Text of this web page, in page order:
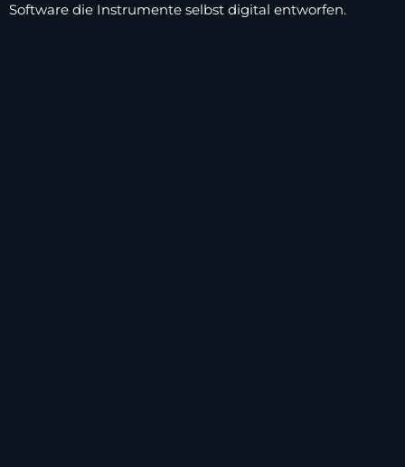
Software die Instrumente selbst digital entworfen.